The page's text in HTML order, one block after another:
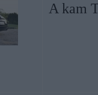
A kam